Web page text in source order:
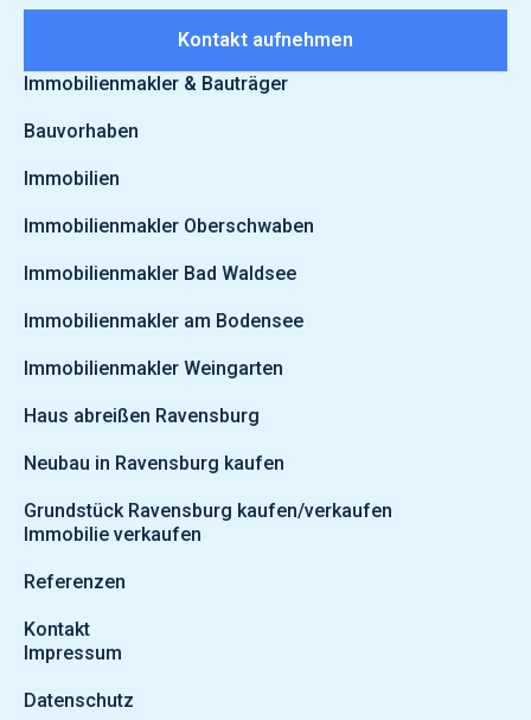
Immobilienmakler & Bauträger
Bauvorhaben
Immobilien
Immobilienmakler Oberschwaben
Immobilienmakler Bad Waldsee
Immobilienmakler am Bodensee
Immobilienmakler Weingarten
Haus abreißen Ravensburg
Neubau in Ravensburg kaufen
Grundstück Ravensburg kaufen/verkaufen
Immobilie verkaufen
Referenzen
Kontakt
Impressum
Datenschutz
Kontakt aufnehmen